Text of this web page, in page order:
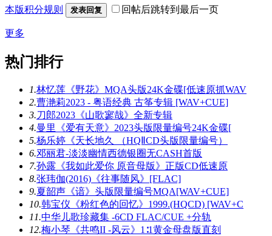
本版积分规则 发表回复 回帖后跳转到最后一页
更多
热门排行
1.林忆莲《野花》MQA头版24K金碟[低速原抓WAV
2.曹滟莉2023 - 粤语经典 古筝专辑 [WAV+CUE]
3.刀郎2023《山歌寥哉》全新专辑
4.曼里《爱有天意》2023头版限量编号24K金碟[
5.杨乐婷《天长地久 （HQⅡCD头版限量编号）
6.邓丽君-淡淡幽情西德银圈无CASH首版
7.孙露《我如此爱你 原音母版》正版CD低速原
8.张玮伽(2016)《往事随风》[FLAC]
9.夏韶声《谙》头版限量编号MQA[WAV+CUE]
10.韩宝仪《粉红色的回忆》1999.(HQCD) [WAV+C
11.中华儿歌珍藏集 -6CD FLAC/CUE +分轨
12.梅小琴《共鸣II -风云》1∶1黄金母盘版直刻